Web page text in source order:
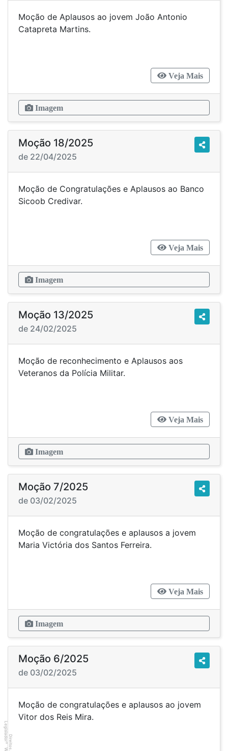
Moção de Aplausos ao jovem João Antonio
Catapreta Martins.
Veja Mais
Imagem
Moção 18/2025
de 22/04/2025
Moção de Congratulações e Aplausos ao Banco
Sicoob Credivar.
Veja Mais
Imagem
Moção 13/2025
de 24/02/2025
Moção de reconhecimento e Aplausos aos
Veteranos da Polícia Militar.
Veja Mais
Imagem
Moção 7/2025
de 03/02/2025
Moção de congratulações e aplausos a jovem
Maria Victória dos Santos Ferreira.
Veja Mais
Imagem
Moção 6/2025
de 03/02/2025
Moção de congratulações e aplausos ao jovem
Vitor dos Reis Mira.
Legislador
®